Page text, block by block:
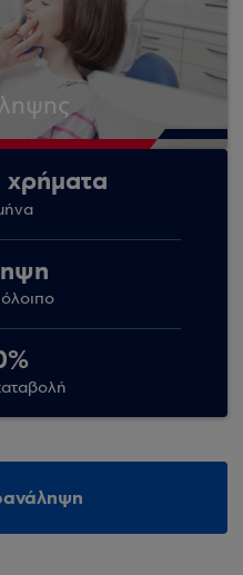
χρήματα